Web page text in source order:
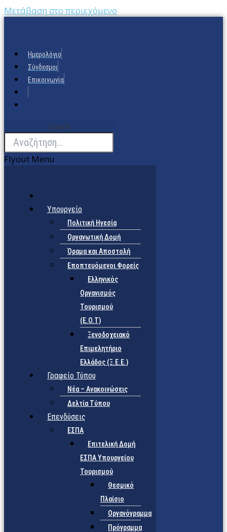
Μετάβαση στο περιεχόμενο
Ημερολόγιο
Σύνδεσμοι
Επικοινωνία
Search
Flyout Menu
Υπουργείο
Πολιτική Ηγεσία
Οργανωτική Δομή
Όραμα και Αποστολή
Εποπτευόμενοι Φορείς
Eλληνικός
Οργανισμός
Τουρισμού
(Ε.Ο.Τ)
Ξενοδοχειακό
Επιμελητήριο
Ελλάδος (Ξ.Ε.Ε.)
Γραφείο Τύπου
Νέα – Ανακοινώσεις
Δελτία Τύπου
Επενδύσεις
ΕΣΠΑ
Επιτελική Δομή
ΕΣΠΑ Υπουργείου
Τουρισμού
Θεσμικό
Πλαίσιο
Οργανόγραμμα
Πρόγραμμα